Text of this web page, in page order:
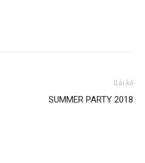
Bài kế
SUMMER PARTY 2018